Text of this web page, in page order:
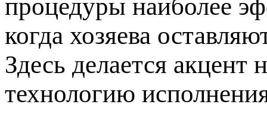
процедуры наиболее
когда хозяева
Здесь делается акцент
технологию